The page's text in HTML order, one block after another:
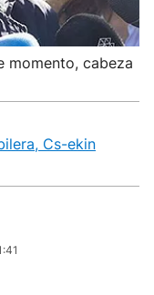
momento, cabeza
Cs-ekin